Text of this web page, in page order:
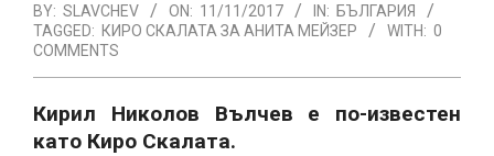
BY: SLAVCHEV ON: 11/11/2017 IN: БЪЛГАРИЯ
TAGGED: КИРО СКАЛАТА ЗА АНИТА МЕЙЗЕР WITH: 0
COMMENTS
Кирил Николов Вълчев е по-известен
като Киро Скалата.